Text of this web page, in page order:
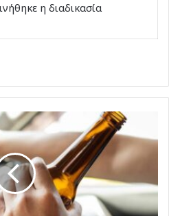
η διαδικασία